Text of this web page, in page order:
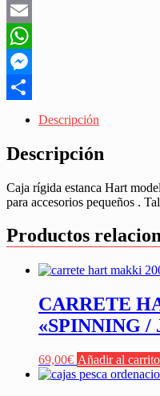
Twitter
Email
WhatsApp
Messenger
Descripción
Descripción
Caja rígida estanca Hart
para accesorios pequeños .
Productos
CARRETE
«SPINNING
69,00€ Añadir al carrito